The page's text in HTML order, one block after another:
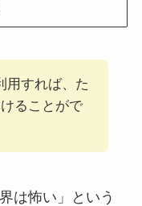
用すれば、た
ることがで
は怖い」という